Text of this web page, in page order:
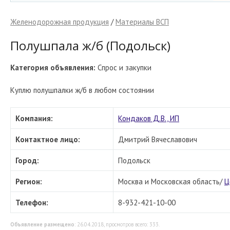
Желенодорожная продукция /Материалы ВСП
Полушпала ж/б (Подольск)
Категория объявления: Спрос и закупки
Куплю полушпалки ж/б в любом состоянии
Компания: Кондаков Д.В., ИП
Контактное лицо: Дмитрий Вячеславович
Город: Подольск
Регион: Москва и Московская область/
Телефон: 8-932-421-10-00
Объявление размещено: 26.04.2018, просмотров всего: 333.